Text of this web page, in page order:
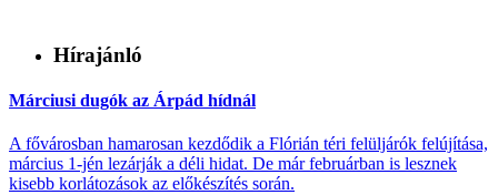
Hírajánló
Márciusi dugók az Árpád hídnál
A fővárosban hamarosan kezdődik a Flórián téri felüljárók felújítása,
március 1-jén lezárják a déli hidat. De már februárban is lesznek
kisebb korlátozások az előkészítés során.